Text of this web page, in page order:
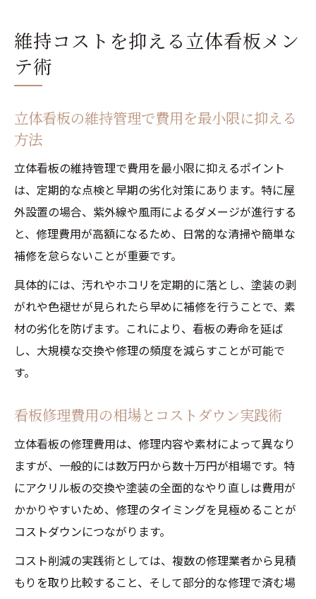
維持コストを抑える立体看板メン
テ術
立体看板の維持管理で費用を最小限に抑える
方法
立体看板の維持管理で費用を最小限に抑えるポイント
は、定期的な点検と早期の劣化対策にあります。特に屋
外設置の場合、紫外線や風雨によるダメージが進行する
と、修理費用が高額になるため、日常的な清掃や簡単な
補修を怠らないことが重要です。
具体的には、汚れやホコリを定期的に落とし、塗装の剥
がれや色褪せが見られたら早めに補修を行うことで、素
材の劣化を防げます。これにより、看板の寿命を延ば
し、大規模な交換や修理の頻度を減らすことが可能で
す。
看板修理費用の相場とコストダウン実践術
立体看板の修理費用は、修理内容や素材によって異なり
ますが、一般的には数万円から数十万円が相場です。特
にアクリル板の交換や塗装の全面的なやり直しは費用が
かかりやすいため、修理のタイミングを見極めることが
コストダウンにつながります。
コスト削減の実践術としては、複数の修理業者から見積
もりを取り比較すること、そして部分的な修理で済む場